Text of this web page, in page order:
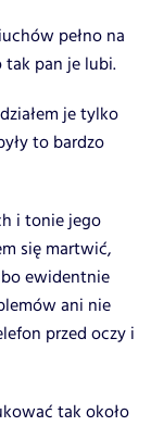
pełno na
tak pan je lubi.
je tylko
to bardzo
i tonie jego
się martwić,
ewidentnie
ani nie
przed oczy i
tak około